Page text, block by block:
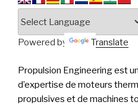
Powered by Translate
Propulsion Engineering est
d’expertise de moteurs
propulsives et de machines